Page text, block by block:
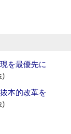
を最優先に
)
本的改革を
)